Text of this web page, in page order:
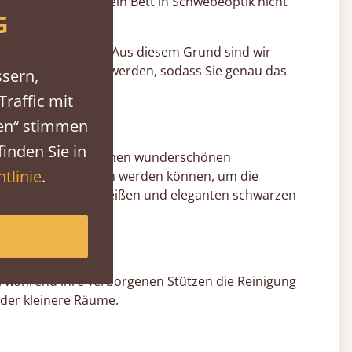
herstellen. Aus diesem Grund sind wir
abgeändert werden, sodass Sie genau das
, in 17 verschiedenen wunderschönen
aufgetragen werden können, um die
warmweißen und eleganten schwarzen
während ihre verborgenen Stützen die Reinigung
kleinere Räume.
mit
stimmen
Sie in
.